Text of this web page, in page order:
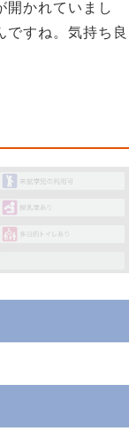
開かれていまし
すね。気持ち良